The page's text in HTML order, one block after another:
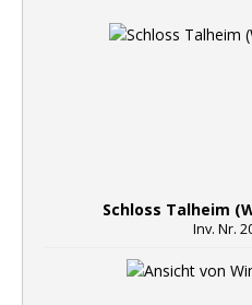
Schloss Talheim
Inv. Nr.